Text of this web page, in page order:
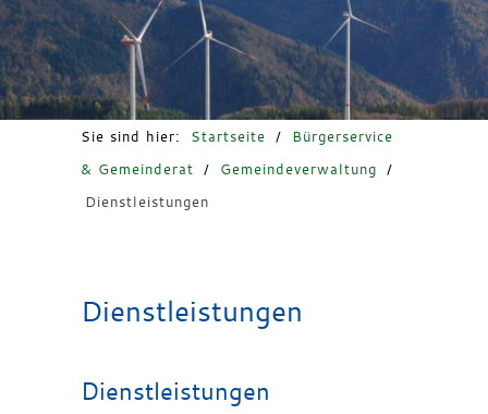
Freizeit & Tourismus
Sie sind hier: Startseite /
Bürgerservice
& Gemeinderat
/ Gemeindeverwaltung
/
Dienstleistungen
Dienstleistungen
Dienstleistungen